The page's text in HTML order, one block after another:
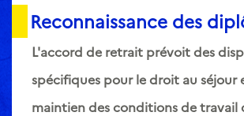
Reconnaissance des
L'accord de retrait prévoit des
spécifiques pour le droit au séjour
maintien des conditions de travail